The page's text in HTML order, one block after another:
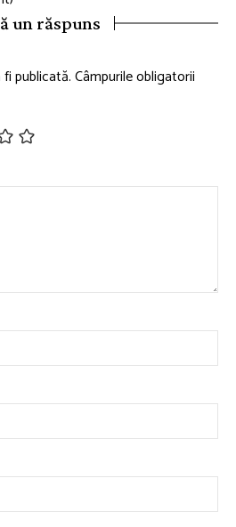
un răspuns
publicată.Câmpurile obligatorii